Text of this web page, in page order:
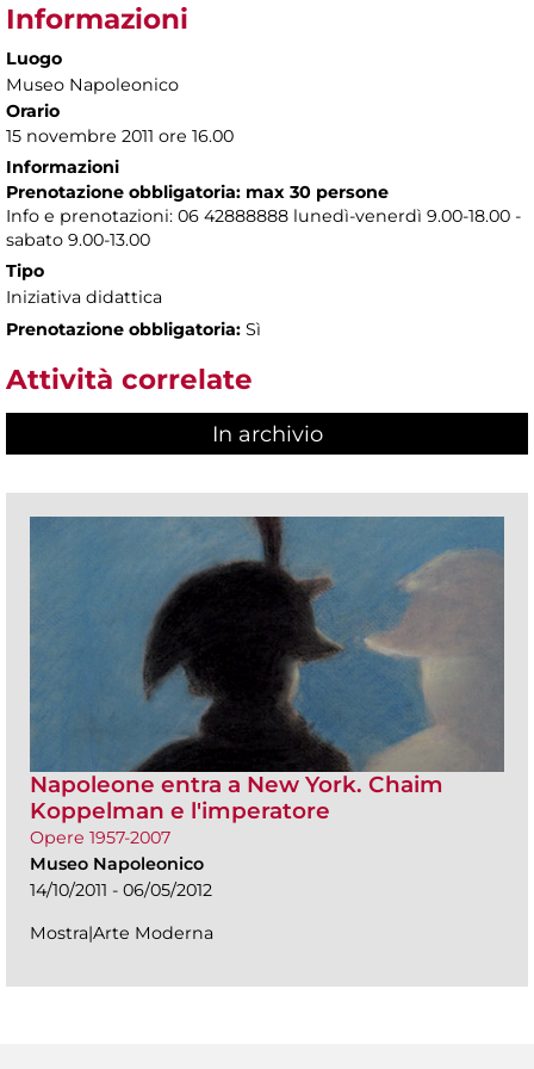
Informazioni
Luogo
Museo Napoleonico
Orario
15 novembre 2011 ore 16.00
Informazioni
Prenotazione obbligatoria: max 30 persone
Info e prenotazioni: 06 42888888 lunedì-venerdì 9.00-18.00 -
sabato 9.00-13.00
Tipo
Iniziativa didattica
Prenotazione obbligatoria: Sì
Attività correlate
In archivio
Napoleone entra a New York. Chaim
Koppelman e l'imperatore
Opere 1957-2007
Museo Napoleonico
14/10/2011 - 06/05/2012
Mostra|Arte Moderna